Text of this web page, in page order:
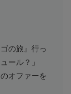
の旅』行っ
ール？」
オファーを